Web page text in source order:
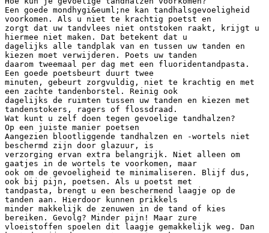
Een goede mondhygi&euml;ne kan tandhalsgevoeligheid
voorkomen. Als u niet te krachtig poetst en
zorgt dat uw tandvlees niet ontstoken raakt, krijgt u
hiermee niet maken. Dat betekent dat u
dagelijks alle tandplak van en tussen uw tanden en
kiezen moet verwijderen. Poets uw tanden
daarom tweemaal per dag met een fluoridentandpasta.
Een goede poetsbeurt duurt twee
minuten, gebeurt zorgvuldig, niet te krachtig en met
een zachte tandenborstel. Reinig ook
dagelijks de ruimten tussen uw tanden en kiezen met
tandenstokers, ragers of flossdraad.
Wat kunt u zelf doen tegen gevoelige tandhalzen?
Op een juiste manier poetsen
Aangezien blootliggende tandhalzen en -wortels niet
beschermd zijn door glazuur, is
verzorging ervan extra belangrijk. Niet alleen om
gaatjes in de wortels te voorkomen, maar
ook om de gevoeligheid te minimaliseren. Blijf dus,
ook bij pijn, poetsen. Als u poetst met
tandpasta, brengt u een beschermend laagje op de
tanden aan. Hierdoor kunnen prikkels
minder makkelijk de zenuwen in de tand of kies
bereiken. Gevolg? Minder pijn! Maar zure
vloeistoffen spoelen dit laagje gemakkelijk weg. Dan